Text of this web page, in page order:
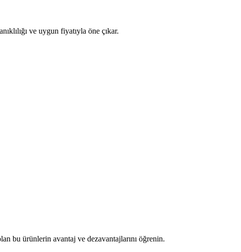
ve uygun fiyatıyla öne çıkar.
bu ürünlerin avantaj ve dezavantajlarını öğrenin.